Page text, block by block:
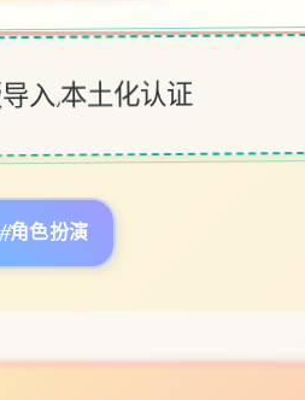
导入,本土化认证
#角色扮演